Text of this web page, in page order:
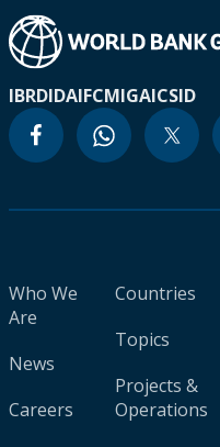
IBRDIDAIFCMIGAICSID
Who We
Are
News
Careers
Countries
Topics
Projects &
Operations